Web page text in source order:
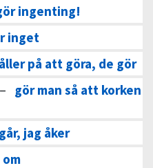
ingenting!
inget
på att göra, de gör
– gör man så att korken
jag åker